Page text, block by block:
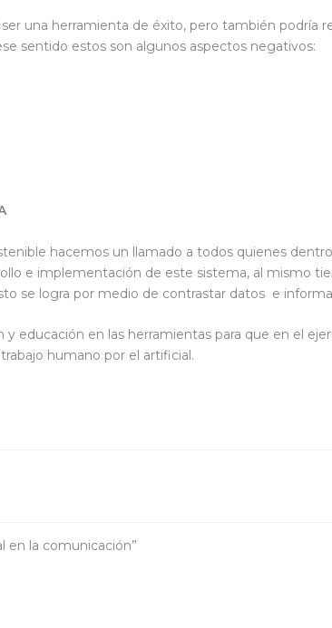
una herramienta de éxito, pero también podría
sentido estos son algunos aspectos negativos:
hacemos un llamado a todos quienes
e implementación de este sistema, al mismo
se logra por medio de contrastar datos e
educación en las herramientas para que en el
humano por el artificial.
en la comunicación”